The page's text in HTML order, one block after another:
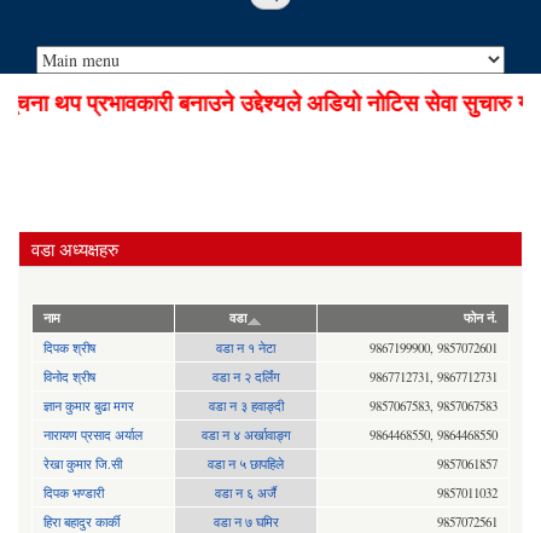
थप प्रभावकारी बनाउने उद्देश्यले अडियो नोटिस सेवा सुचारु
वडा अध्यक्षहरु
नाम वडा फोन नं.
दिपक श्रीष वडा न १ नेटा
9867199900, 9857072601
विनोद श्रीष
वडा न २ दर्लिंग
9867712731, 9867712731
ज्ञान कुमार बुढा मगर
वडा न ३ हवाङ्दी
9857067583, 9857067583
नारायण प्रसाद अर्याल
वडा न‍ ४ अर्खावाङ्ग
9864468550, 9864468550
रेखा कुमार जि.सी
वडा न ५ छापहिले
9857061857
दिपक भण्डारी
वडा न ६ अर्जै
9857011032
हिरा बहादुर कार्की
वडा न ७ घमिर
9857072561